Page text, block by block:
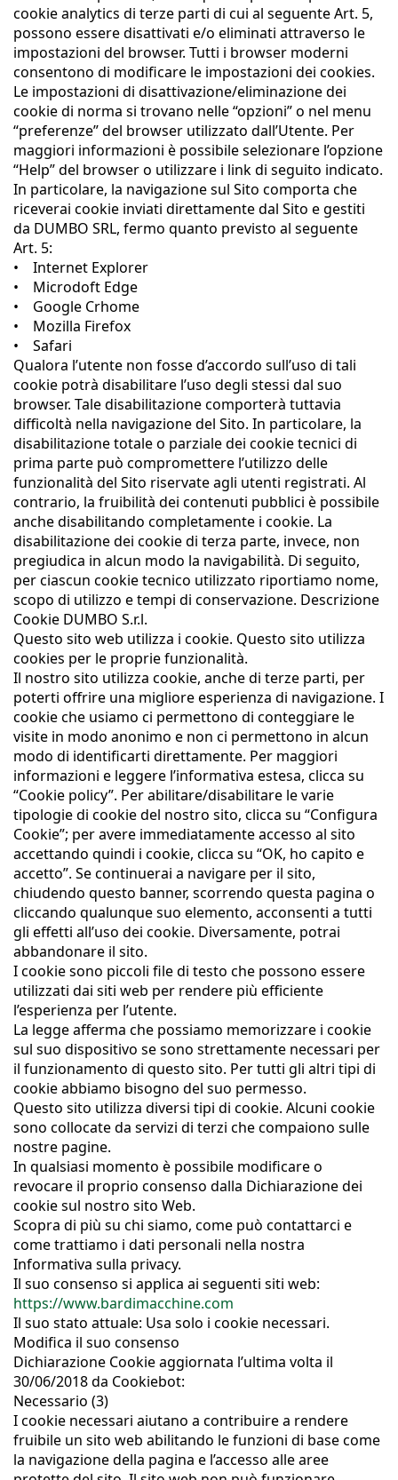
cookie analytics di terze parti di cui al seguente Art. 5,
possono essere disattivati e/o eliminati attraverso le
impostazioni del browser. Tutti i browser moderni
consentono di modificare le impostazioni dei cookies.
Le impostazioni di disattivazione/eliminazione dei
cookie di norma si trovano nelle “opzioni” o nel menu
“preferenze” del browser utilizzato dall’Utente. Per
maggiori informazioni è possibile selezionare l’opzione
“Help” del browser o utilizzare i link di seguito indicato.
In particolare, la navigazione sul Sito comporta che
riceverai cookie inviati direttamente dal Sito e gestiti
da DUMBO SRL, fermo quanto previsto al seguente
Art. 5:
• Internet Explorer
• Microdoft Edge
• Google Crhome
• Mozilla Firefox
• Safari
Qualora l’utente non fosse d’accordo sull’uso di tali
cookie potrà disabilitare l’uso degli stessi dal suo
browser. Tale disabilitazione comporterà tuttavia
difficoltà nella navigazione del Sito. In particolare, la
disabilitazione totale o parziale dei cookie tecnici di
prima parte può compromettere l’utilizzo delle
funzionalità del Sito riservate agli utenti registrati. Al
contrario, la fruibilità dei contenuti pubblici è possibile
anche disabilitando completamente i cookie. La
disabilitazione dei cookie di terza parte, invece, non
pregiudica in alcun modo la navigabilità. Di seguito,
per ciascun cookie tecnico utilizzato riportiamo nome,
scopo di utilizzo e tempi di conservazione. Descrizione
Cookie DUMBO S.r.l.
Questo sito web utilizza i cookie. Questo sito utilizza
cookies per le proprie funzionalità.
Il nostro sito utilizza cookie, anche di terze parti, per
poterti offrire una migliore esperienza di navigazione. I
cookie che usiamo ci permettono di conteggiare le
visite in modo anonimo e non ci permettono in alcun
modo di identificarti direttamente. Per maggiori
informazioni e leggere l’informativa estesa, clicca su
“Cookie policy”. Per abilitare/disabilitare le varie
tipologie di cookie del nostro sito, clicca su “Configura
Cookie”; per avere immediatamente accesso al sito
accettando quindi i cookie, clicca su “OK, ho capito e
accetto”. Se continuerai a navigare per il sito,
chiudendo questo banner, scorrendo questa pagina o
cliccando qualunque suo elemento, acconsenti a tutti
gli effetti all’uso dei cookie. Diversamente, potrai
abbandonare il sito.
I cookie sono piccoli file di testo che possono essere
utilizzati dai siti web per rendere più efficiente
l’esperienza per l’utente.
La legge afferma che possiamo memorizzare i cookie
sul suo dispositivo se sono strettamente necessari per
il funzionamento di questo sito. Per tutti gli altri tipi di
cookie abbiamo bisogno del suo permesso.
Questo sito utilizza diversi tipi di cookie. Alcuni cookie
sono collocate da servizi di terzi che compaiono sulle
nostre pagine.
In qualsiasi momento è possibile modificare o
revocare il proprio consenso dalla Dichiarazione dei
cookie sul nostro sito Web.
Scopra di più su chi siamo, come può contattarci e
come trattiamo i dati personali nella nostra
Informativa sulla privacy.
Il suo consenso si applica ai seguenti siti web:
https://www.bardimacchine.com
Il suo stato attuale: Usa solo i cookie necessari.
Modifica il suo consenso
Dichiarazione Cookie aggiornata l’ultima volta il
30/06/2018 da Cookiebot:
Necessario (3)
I cookie necessari aiutano a contribuire a rendere
fruibile un sito web abilitando le funzioni di base come
la navigazione della pagina e l’accesso alle aree